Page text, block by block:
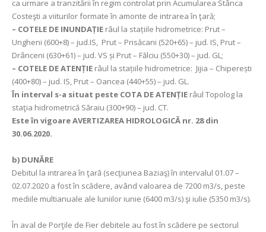
ca urmare a tranzitării în regim controlat prin Acumularea Stânca
Costeşti a viiturilor formate în amonte de intrarea în ţară;
– COTELE DE INUNDAȚIE râul la stațiile hidrometrice: Prut –
Ungheni (600+8) – jud.IS, Prut – Prisăcani (520+65) – jud. IS, Prut –
Drânceni (630+61) – jud. VS și Prut – Fălciu (550+30) – jud. GL;
– COTELE DE ATENȚIE râul la stațiile hidrometrice: Jijia – Chiperești
(400+80) – jud. IS, Prut – Oancea (440+55) – jud. GL.
În interval s-a situat peste COTA DE ATENȚIE râul Topolog la
staţia hidrometrică Săraiu (300+90) – jud. CT.
Este în vigoare AVERTIZAREA HIDROLOGICĂ nr. 28 din
30.06.2020.
b) DUNĂRE
Debitul la intrarea în ţară (secţiunea Baziaş) în intervalul 01.07 –
02.07.2020 a fost în scădere, având valoarea de 7200 m3/s, peste
mediile multianuale ale luniilor iunie (6400 m3/s) şi iulie (5350 m3/s).
În aval de Porţile de Fier debitele au fost în scădere pe sectorul